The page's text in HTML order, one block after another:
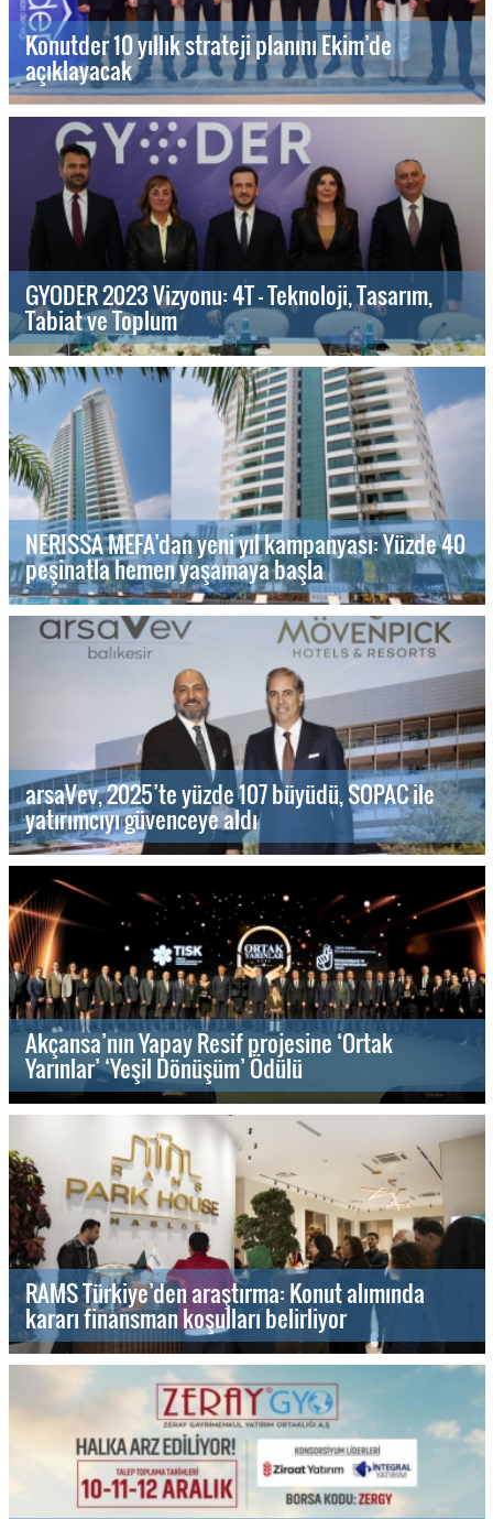
Konutder 10 yıllık strateji planını Ekim’de
açıklayacak
GYODER 2023 Vizyonu: 4T - Teknoloji, Tasarım,
Tabiat ve Toplum
NERISSA MEFA’dan yeni yıl kampanyası: Yüzde 40
peşinatla hemen yaşamaya başla
arsaVev, 2025’te yüzde 107 büyüdü, SOPAC ile
yatırımcıyı güvenceye aldı
Akçansa’nın Yapay Resif projesine ‘Ortak
Yarınlar’ ‘Yeşil Dönüşüm’ Ödülü
RAMS Türkiye’den araştırma: Konut alımında
kararı finansman koşulları belirliyor